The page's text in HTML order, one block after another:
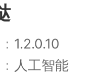
1.2.0.10
人工智能